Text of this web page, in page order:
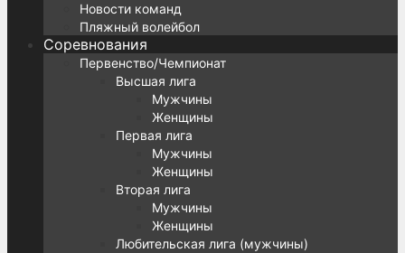
Новости команд
Пляжный волейбол
Соревнования
Первенство/Чемпионат
Высшая лига
Мужчины
Женщины
Первая лига
Мужчины
Женщины
Вторая лига
Мужчины
Женщины
Любительская лига (мужчины)